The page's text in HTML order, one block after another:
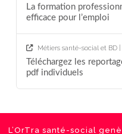
La formation
efficace pour l’emploi
Métiers santé-social et BD
Téléchargez les
pdf individuels
L’OrTra santé-social